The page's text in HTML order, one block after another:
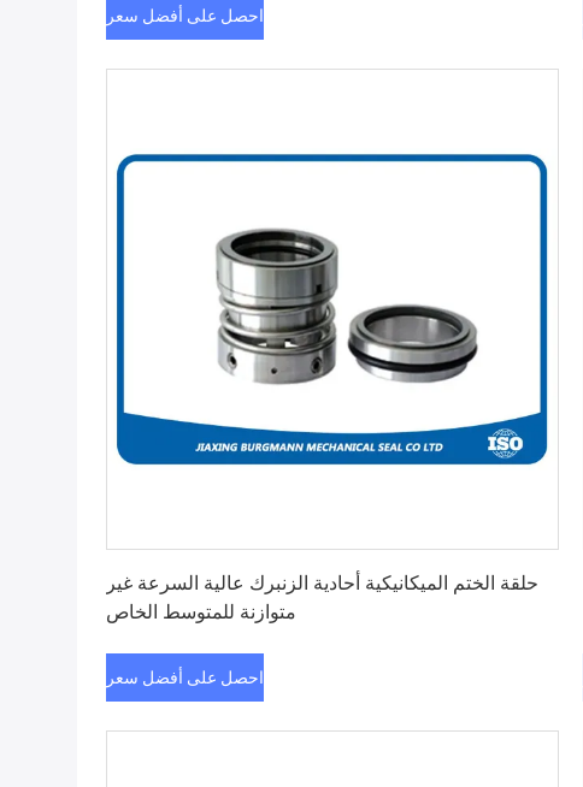
احصل على أفضل سعر
حلقة الختم الميكانيكية أحادية الزنبرك عالية السرعة غير
متوازنة للمتوسط ​​الخاص
احصل على أفضل سعر